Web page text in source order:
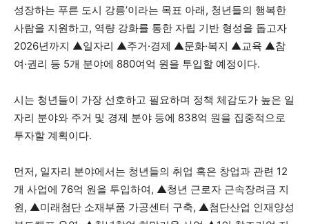
성장하는 푸른 도시 강릉’이라는 목표 아래, 청년들의 행복한
사람을 지원하고, 역량 강화를 통한 자립 기반 형성을 돕고자
2026년까지 ▲일자리 ▲주거·경제 ▲문화·복지 ▲교육 ▲참
여·권리 등 5개 분야에 880여억 원을 투입할 예정이다.
시는 청년들이 가장 선호하고 필요하며 정책 체감도가 높은 일
자리 분야와 주거 및 경제 분야 등에 838억 원을 집중적으로
투자할 계획이다.
먼저, 일자리 분야에서는 청년들의 취업 혹은 창업과 관련 12
개 사업에 76억 원을 투입하여, ▲청년 근로자 근속장려금 지
원, ▲미래첨단 소재부품 가공센터 구축, ▲첨단산업 인재양성